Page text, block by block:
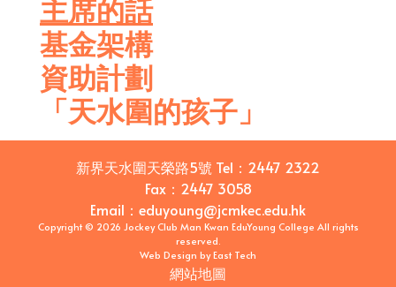
主席的話
基金架構
資助計劃
「天水圍的孩子」
新界天水圍天榮路5號 Tel： 2447 2322
Fax： 2447 3058
Email ： eduyoung@jcmkec.edu.hk
Copyright © 2026 Jockey Club Man Kwan EduYoung College All rights
reserved.
Web Design byEast Tech
網站地圖